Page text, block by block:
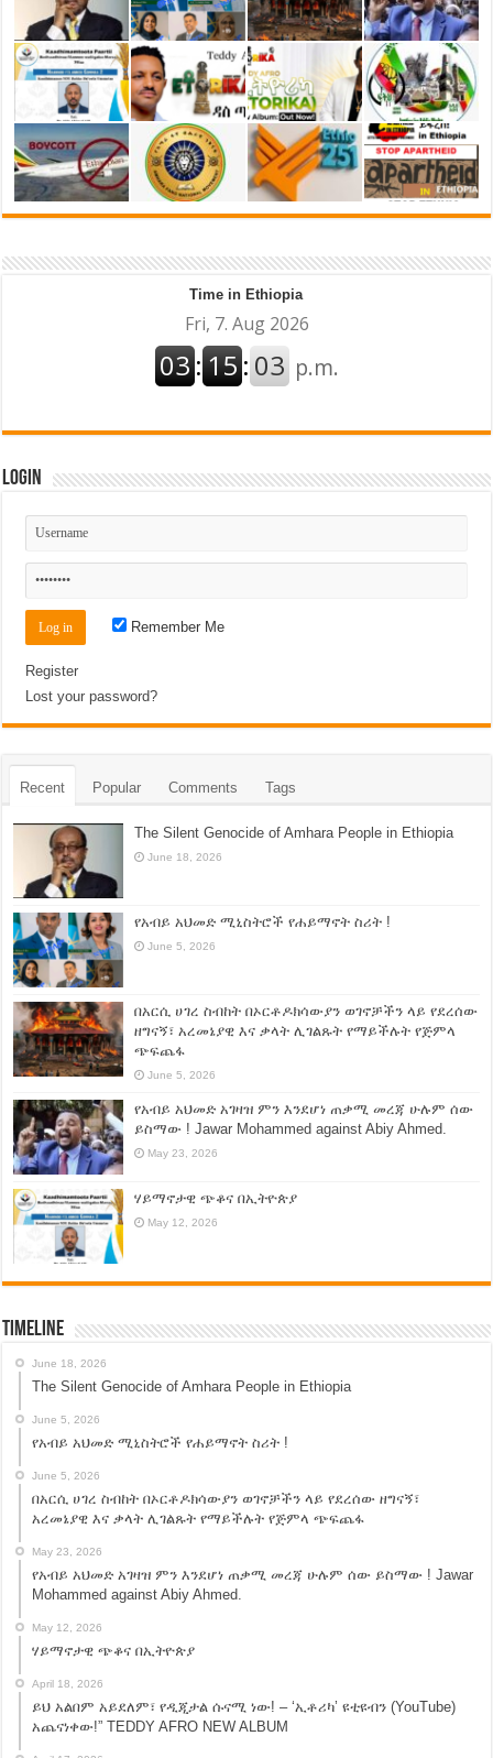
Time in Ethiopia
Login
Remember Me
Register
Lost your password?
Recent Popular Comments Tags
The Silent Genocide of Amhara People in Ethiopia
June 18, 2026
የአብይ አህመድ ሚኒስትሮች የሐይማኖት ስሪት !
June 5, 2026
በአርሲ ሀገረ ስብከት በኦርቶዶክሳውያን ወገኖቻችን ላይ የደረሰው
ዘግናኝ፣ አረመኔያዊ እና ቃላት ሊገልጹት የማይችሉት የጅምላ
ጭፍጨፋ
June 5, 2026
የአብይ አህመድ አገዛዝ ምን እንደሆነ ጠቃሚ መረጃ ሁሉም ሰው
ይስማው ! Jawar Mohammed against Abiy Ahmed.
May 23, 2026
ሃይማኖታዊ ጭቆና በኢትዮጵያ
May 12, 2026
Timeline
June 18, 2026
The Silent Genocide of Amhara People in Ethiopia
June 5, 2026
የአብይ አህመድ ሚኒስትሮች የሐይማኖት ስሪት !
June 5, 2026
በአርሲ ሀገረ ስብከት በኦርቶዶክሳውያን ወገኖቻችን ላይ የደረሰው ዘግናኝ፣
አረመኔያዊ እና ቃላት ሊገልጹት የማይችሉት የጅምላ ጭፍጨፋ
May 23, 2026
የአብይ አህመድ አገዛዝ ምን እንደሆነ ጠቃሚ መረጃ ሁሉም ሰው ይስማው ! Jawar
Mohammed against Abiy Ahmed.
May 12, 2026
ሃይማኖታዊ ጭቆና በኢትዮጵያ
April 18, 2026
ይህ አልበም አይደለም፣ የዲጂታል ሱናሚ ነው! – ‘ኢቶሪካ’ ዩቲዩብን (YouTube)
አጨናነቀው!” TEDDY AFRO NEW ALBUM